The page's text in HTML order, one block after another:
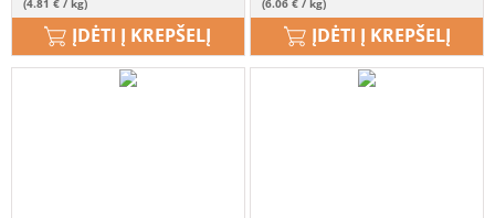
ĮDĖTI Į KREPŠELĮ ĮDĖTI Į KREPŠELĮ